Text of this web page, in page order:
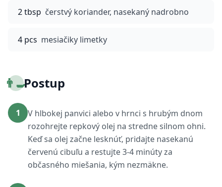
2 tbsp čerstvý koriander, nasekaný nadrobno
4 pcs mesiačiky limetky
👨‍🍳Postup
1
V hlbokej panvici alebo v hrnci s hrubým dnom
rozohrejte repkový olej na stredne silnom ohni.
Keď sa olej začne lesknúť, pridajte nasekanú
červenú cibuľu a restujte 3-4 minúty za
občasného miešania, kým nezmäkne.